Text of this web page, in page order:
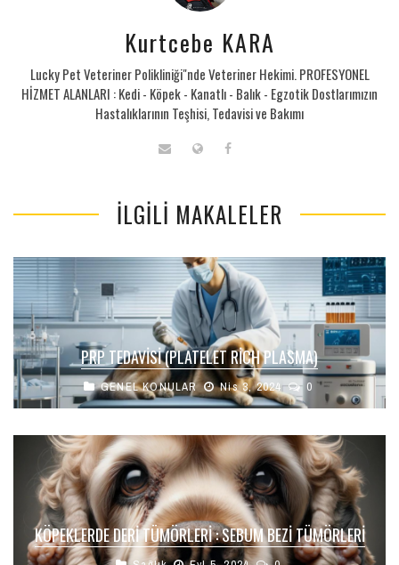
Kurtcebe KARA
Lucky Pet Veteriner Polikliniği"nde Veteriner Hekimi. PROFESYONEL
HİZMET ALANLARI : Kedi - Köpek - Kanatlı - Balık - Egzotik Dostlarımızın
Hastalıklarının Teşhisi, Tedavisi ve Bakımı
İLGILI MAKALELER
PRP TEDAVISI (PLATELET RICH PLASMA)
GENEL KONULAR Nis 3, 2024 0
KÖPEKLERDE DERI TÜMÖRLERI : SEBUM BEZI TÜMÖRLERI